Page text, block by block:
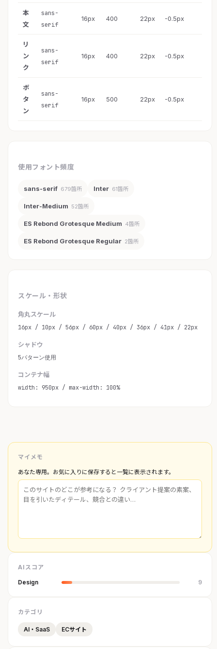
本
文
sans-
serif
16px 400 22px -0.5px
リ
ン
ク
sans-
serif
16px 400 22px -0.5px
ボ
タ
ン
sans-
serif
16px 500 22px -0.5px
使用フォント頻度
sans-serif 679箇所 Inter 61箇所
Inter-Medium 52箇所
ES Rebond Grotesque Medium 4箇所
ES Rebond Grotesque Regular 2箇所
スケール・形状
角丸スケール
16px / 10px / 56px / 60px / 40px / 36px / 41px / 22px
シャドウ
5パターン使用
コンテナ幅
width: 950px / max-width: 100%
マイメモ
あなた専用。お気に入りに保存すると一覧に表示されます。
AIスコア
Design 9
カテゴリ
AI・SaaS ECサイト